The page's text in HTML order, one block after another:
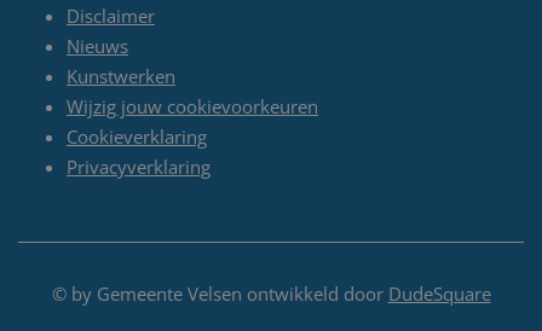
Disclaimer
Nieuws
Kunstwerken
Wijzig jouw cookievoorkeuren
Cookieverklaring
Privacyverklaring
© by Gemeente Velsen ontwikkeld door DudeSquare